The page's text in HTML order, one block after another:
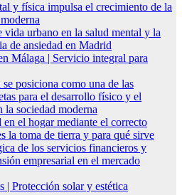
y física impulsa el crecimiento de la
urbano en la salud mental y la
de ansiedad en Madrid
Málaga | Servicio integral para
posiciona como una de las
para el desarrollo físico y el
sociedad moderna
el hogar mediante el correcto
la toma de tierra y para qué sirve
de los servicios financieros y
empresarial en el mercado
| Protección solar y estética